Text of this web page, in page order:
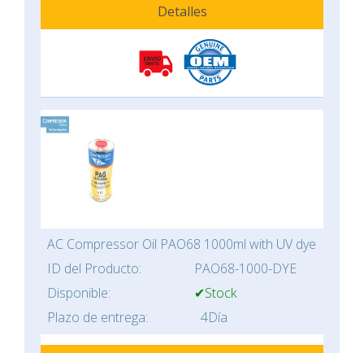
Detalles
AC Compressor Oil PAO68 1000ml with UV dye
ID del Producto:
PAO68-1000-DYE
Disponible:
✔Stock
Plazo de entrega:
4Día